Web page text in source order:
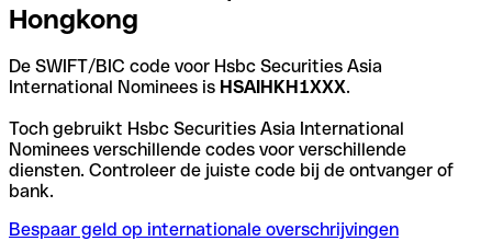
Hongkong
De SWIFT/BIC code voor Hsbc Securities Asia
International Nominees is HSAIHKH1XXX.
Toch gebruikt Hsbc Securities Asia International
Nominees verschillende codes voor verschillende
diensten. Controleer de juiste code bij de ontvanger of
bank.
Bespaar geld op internationale overschrijvingen